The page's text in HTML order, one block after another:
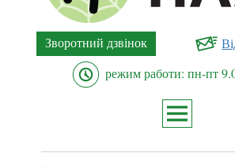
Зворотний дзвінок
режим работи: пн-пт